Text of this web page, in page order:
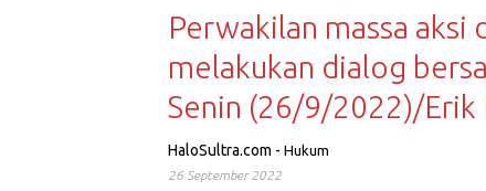
Perwakilan massa aksi
melakukan dialog
Senin (26/9/2022)/
HaloSultra.com - Hukum
26 September 2022